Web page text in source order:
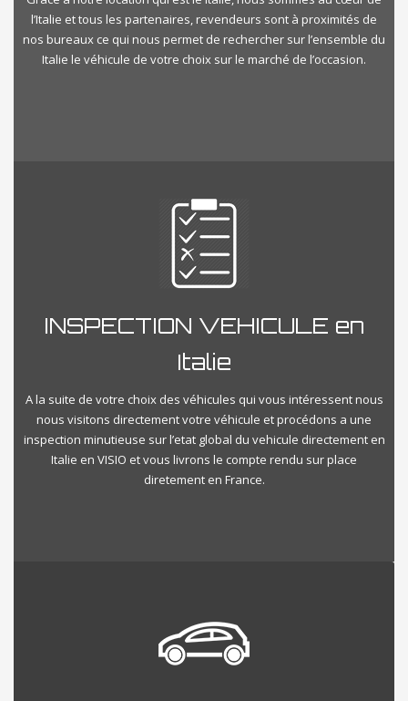
l’Italie et tous les partenaires, revendeurs sont à proximités de
nos bureaux ce qui nous permet de rechercher sur l’ensemble du
Italie le véhicule de votre choix sur le marché de l’occasion.
INSPECTION VEHICULE en
Italie
A la suite de votre choix des véhicules qui vous intéressent nous
nous visitons directement votre véhicule et procédons a une
inspection minutieuse sur l’etat global du vehicule directement en
Italie en VISIO et vous livrons le compte rendu sur place
diretement en France.